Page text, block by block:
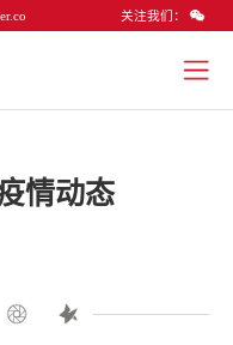
关注我们：
情动态